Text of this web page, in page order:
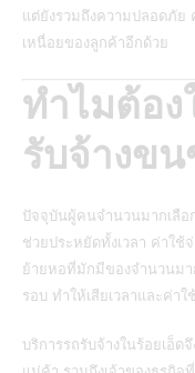
แต่ยังรวมถึงความปลอดภัย
เหนื่อยของลูกค้าอีกด้วย
ทำไมต้อง
รับจ้างขน
ปัจจุบันผู้คนจำนวนมากเลือ
ช่วยประหยัดทั้งเวลา ค่าใช้
ย้ายหอที่มักมีของจำนวนม
รอบ ทำให้เสียเวลาและค่า
บริการรถรับจ้างในร้อยเอ็